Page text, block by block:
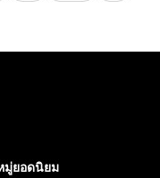
มู่ยอดนิยม